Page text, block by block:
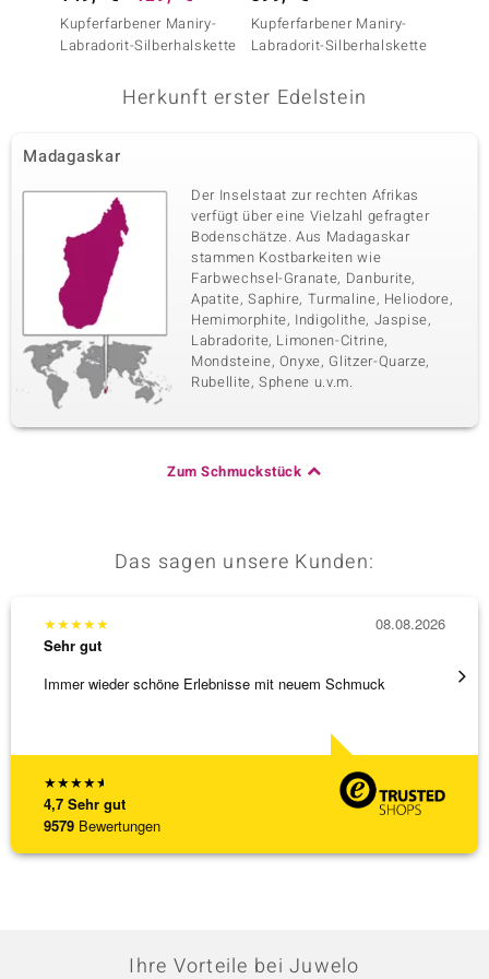
Edelsteinvarietät
Oranger Zirkon
Anzahl und Größe
2 à 1,5 mm
Rundschliff
Kupferfarbener Maniry-
Labradorit-Silberhalskette
Kupferfarbener Maniry-
Labradorit-Silberhalskette
Herkunft erster Edelstein
Madagaskar
Der Inselstaat zur rechten Afrikas
verfügt über eine Vielzahl gefragter
Bodenschätze. Aus Madagaskar
stammen Kostbarkeiten wie
Farbwechsel-Granate, Danburite,
Apatite, Saphire, Turmaline, Heliodore,
Hemimorphite, Indigolithe, Jaspise,
Labradorite, Limonen-Citrine,
Mondsteine, Onyxe, Glitzer-Quarze,
Rubellite, Sphene u.v.m.
Zum Schmuckstück
Das sagen unsere Kunden:
★★★★★
4,7 Sehr gut
9579 Bewertungen
★★★★★
Sehr gut
Immer wieder schöne Erlebnisse mit neuem Schmuck
08.08.2026
Ihre Vorteile bei Juwelo